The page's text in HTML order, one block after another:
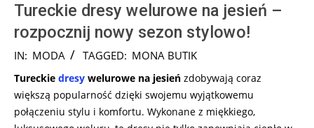
Tureckie dresy welurowe na jesień –
rozpocznij nowy sezon stylowo!
2024-
14
IN: MODA TAGGED: MONA BUTIK
Tureckie dresy welurowe na jesień zdobywają coraz
większą popularność dzięki swojemu wyjątkowemu
połączeniu stylu i komfortu. Wykonane z miękkiego,